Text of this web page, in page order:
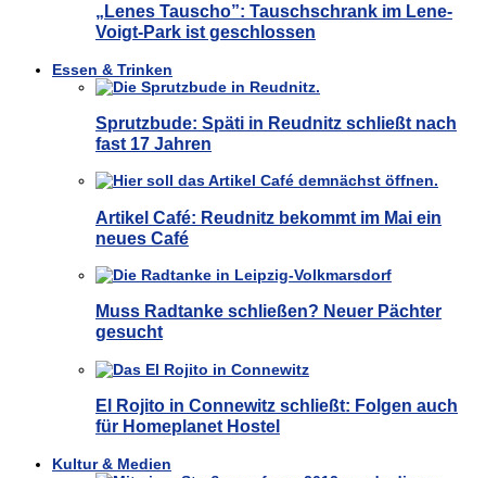
„Lenes Tauscho”: Tauschschrank im Lene-
Voigt-Park ist geschlossen
Essen & Trinken
Sprutzbude: Späti in Reudnitz schließt nach
fast 17 Jahren
Artikel Café: Reudnitz bekommt im Mai ein
neues Café
Muss Radtanke schließen? Neuer Pächter
gesucht
El Rojito in Connewitz schließt: Folgen auch
für Homeplanet Hostel
Kultur & Medien